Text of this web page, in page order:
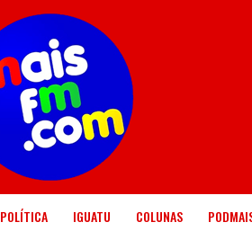
POLÍTICA IGUATU COLUNAS